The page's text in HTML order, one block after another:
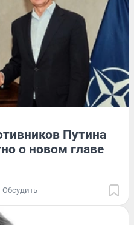
Путина
о новом главе
Обсудить